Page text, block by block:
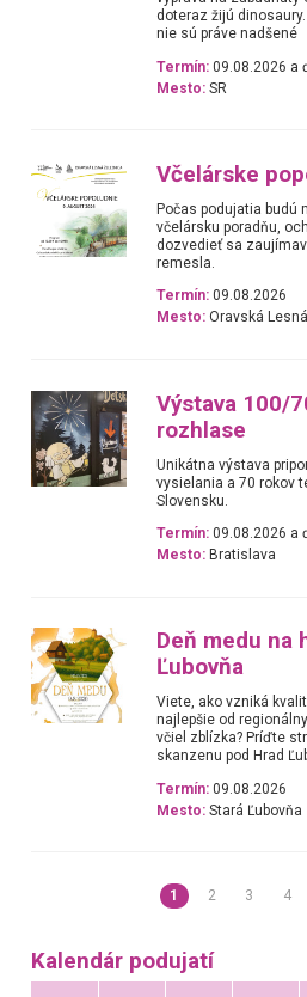
doteraz žijú
nie sú práve nadšené
Termín: 09.08.2026 a
Mesto: SR
Včelárske
Počas podujatia budú
včelársku poradňu,
dozvedieť sa
remesla.
Termín: 09.08.2026
Mesto: Oravská Lesná
Výstava 100/
rozhlase
Unikátna výstava
vysielania a 70 rokov
Slovensku.
Termín: 09.08.2026 a
Mesto: Bratislava
Deň medu na
Ľubovňa
Viete, ako vzniká
najlepšie od
včiel zblízka? Príďte
skanzenu pod Hrad
Termín: 09.08.2026
Mesto: Stará Ľubovňa
1 2 3 4
Kalendár podujatí